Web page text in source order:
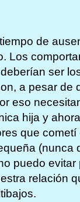
de
Los
ser
a pesar de
eso
hija y
que
(nunca
puedo
relación